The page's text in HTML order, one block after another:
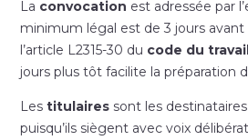
La convocation est adressée par
minimum légal est de 3 jours avant
l’article L2315-30 du code du
jours plus tôt facilite la préparation
Lestitulaires sont les
puisqu’ils siègent avec voix